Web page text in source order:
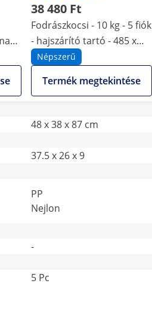
38 480 Ft
Fodrászkocsi - 10 kg - 5 fiók
- hajszárító tartó - 485 x
380 mm-es polc
Népszerű
Termék megtekintése
48 x 38 x 87 cm
37.5 x 26 x 9
PP
Nejlon
-
5 Pc